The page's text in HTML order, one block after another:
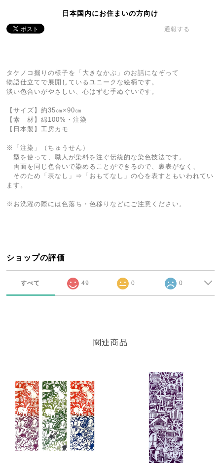
日本国内にお住まいの方向け
通報する
タケノコ掘りの様子を「大きなかぶ」のお話になぞって
物語仕立てで展開しているユニークな絵柄です。
淡い色合いがやさしい、心はずむ手ぬぐいです。
【サイズ】約35㎝×90㎝
【素 材】綿100%・注染
【日本製】工房カモ
※「注染」（ちゅうせん）
型を使って、職人が染料を注ぐ伝統的な染色技法です。
両面を同じ色合いで染めることができるので、裏表がなく、
そのため「表なし」⇒「おもてなし」の心を表すともいわれてい
ます。
※お洗濯の際には色落ち・色移りなどにご注意ください。
ショップの評価
すべて 49 0 0
関連商品